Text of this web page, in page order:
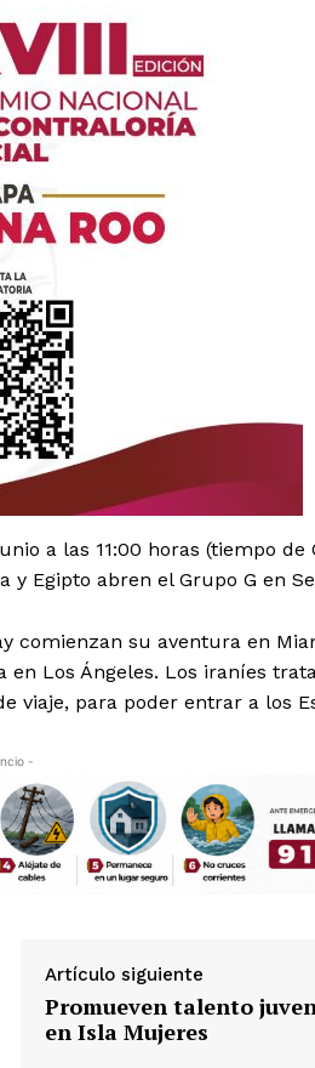
Contacto
Políticas del
Mi cuenta
a las 11:00 horas (tiempo de
y Egipto abren el Grupo G en
comienzan su aventura en
Los Ángeles. Los iraníes
viaje, para poder entrar a los
-
Artículo siguiente
Promueven talento
en Isla Mujeres